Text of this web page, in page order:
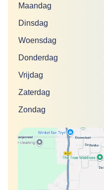
DagTijd
Maandag
Dinsdag
Woensdag
Donderdag
Vrijdag
Zaterdag
Zondag